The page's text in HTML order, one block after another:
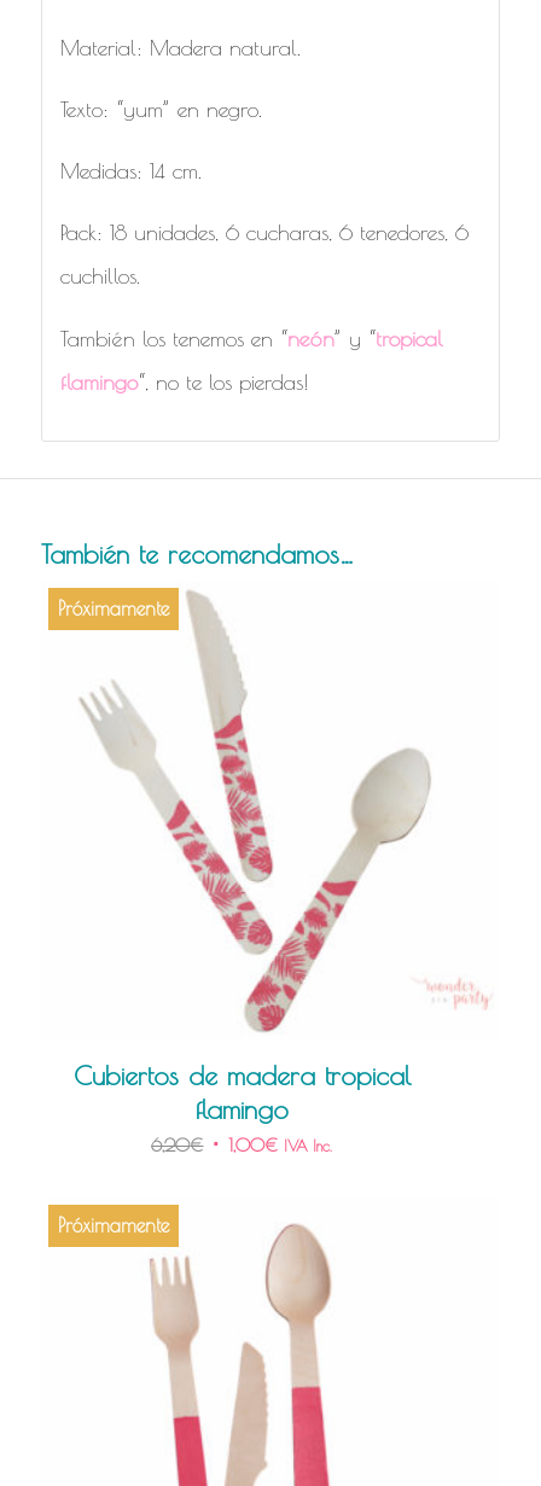
Material: Madera natural.
Texto: “yum” en negro.
Medidas: 14 cm.
Pack: 18 unidades, 6 cucharas, 6 tenedores, 6
cuchillos.
También los tenemos en “neón” y “tropical
flamingo“, no te los pierdas!
También te recomendamos…
Próximamente
Cubiertos de madera tropical
flamingo
6,20€ 1,00€ IVA Inc.
Próximamente